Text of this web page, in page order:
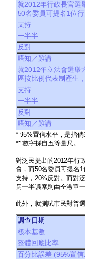
就2012年行政長官選
50名委員可提名1位
支持
一半半
反對
唔知／難講
就2012年立法會選舉
區按比例代表制產生
支持
一半半
反對
唔知／難講
* 95%置信水平，是指
** 數字採自五等量尺。
對泛民提出的2012年行
會，而50名委員可提名
支持，20%反對。而對
另一半議席則由全港單
此外，就測試巿民對普
調查日期
樣本基數
整體回應比率
百分比誤差 (95%置信